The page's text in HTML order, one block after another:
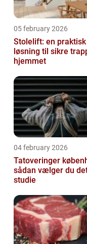
05 february 2026
Stolelift: en praktisk
løsning til sikre
hjemmet
04 february 2026
Tatoveringer
sådan vælger du
studie